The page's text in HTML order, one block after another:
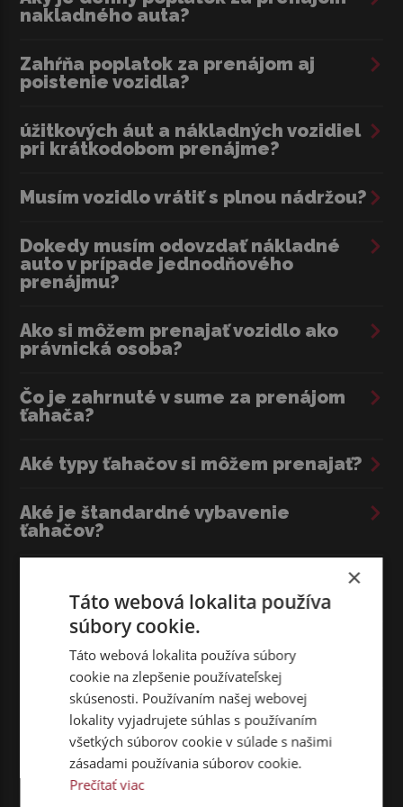
Foto je ilustrácia. Dostupné vozidlá sa môžu líšiť farbou,
nakladného auta?
Zahŕňa poplatok za prenájom aj
poistenie vozidla?
úžitkových áut a nákladných vozidiel
pri krátkodobom prenájme?
Musím vozidlo vrátiť s plnou nádržou?
Dokedy musím odovzdať nákladné
auto v prípade jednodňového
prenájmu?
Ako si môžem prenajať vozidlo ako
právnická osoba?
Čo je zahrnuté v sume za prenájom
ťahača?
Aké typy ťahačov si môžem prenajať?
Aké je štandardné vybavenie
ťahačov?
prenajať ťahač?
Môžem si vyzdvihnúť vozidlo v Senci a
odovzdať ho na inej pobočke?
Aký je denný poplatok za prenájom
ťahača?
Zahŕňa poplatok za prenájom aj
poistenie vozidla?
×
Táto webová lokalita používa
súbory cookie.
Táto webová lokalita používa súbory
cookie na zlepšenie používateľskej
skúsenosti. Používaním našej webovej
lokality vyjadrujete súhlas s používaním
všetkých súborov cookie v súlade s našimi
zásadami používania súborov cookie.
Prečítať viac